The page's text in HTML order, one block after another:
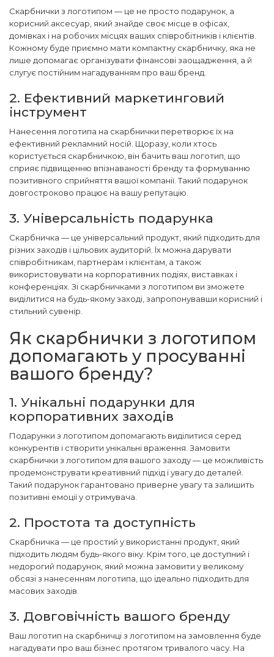
Скарбнички з логотипом — це не просто подарунок, а
корисний аксесуар, який знайде своє місце в офісах,
домівках і на робочих місцях ваших співробітників і клієнтів.
Кожному буде приємно мати компактну скарбничку, яка не
лише допомагає організувати фінансові заощадження, а й
слугує постійним нагадуванням про ваш бренд.
2. Ефективний маркетинговий
інструмент
Нанесення логотипа на скарбнички перетворює їх на
ефективний рекламний носій. Щоразу, коли хтось
користується скарбничкою, він бачить ваш логотип, що
сприяє підвищенню впізнаваності бренду та формуванню
позитивного сприйняття вашої компанії. Такий подарунок
довгостроково працює на вашу репутацію.
3. Універсальність подарунка
Скарбничка — це універсальний продукт, який підходить для
різних заходів і цільових аудиторій. Їх можна дарувати
співробітникам, партнерам і клієнтам, а також
використовувати на корпоративних подіях, виставках і
конференціях. Зі скарбничками з логотипом ви зможете
виділитися на будь-якому заході, запропонувавши корисний і
стильний сувенір.
Як скарбнички з логотипом
допомагають у просуванні
вашого бренду?
1. Унікальні подарунки для
корпоративних заходів
Подарунки з логотипом допомагають виділитися серед
конкурентів і створити унікальні враження. Замовити
скарбнички з логотипом для вашого заходу — це можливість
продемонструвати креативний підхід і увагу до деталей.
Такий подарунок гарантовано приверне увагу та залишить
позитивні емоції у отримувача.
2. Простота та доступність
Скарбничка — це простий у використанні продукт, який
підходить людям будь-якого віку. Крім того, це доступний і
недорогий подарунок, який можна замовити у великому
обсязі з нанесенням логотипа, що ідеально підходить для
масових заходів.
3. Довговічність вашого бренду
Ваш логотип на скарбничці з логотипом на замовлення буде
нагадувати про ваш бізнес протягом тривалого часу. На